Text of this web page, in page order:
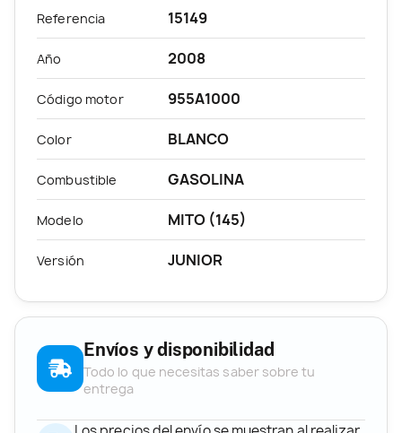
Referencia 15149
Año 2008
Código motor 955A1000
Color BLANCO
Combustible GASOLINA
Modelo MITO (145)
Versión JUNIOR
Envíos y disponibilidad
Todo lo que necesitas saber sobre tu
entrega